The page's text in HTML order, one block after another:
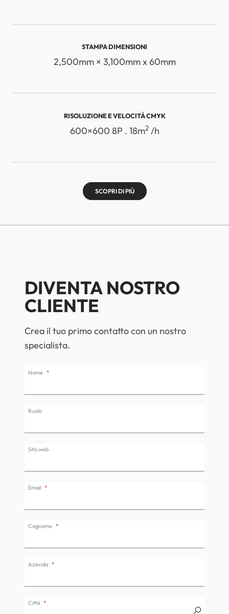
STAMPA DIMENSIONI
2,500mm × 3,100mm x 60mm
RISOLUZIONE E VELOCITÀ CMYK
600×600 8P . 18m2/h
SCOPRI DI PIÙ
DIVENTA NOSTRO
CLIENTE
Crea il tuo primo contatto con un nostro
specialista.
Nome
Ruolo
Sito web
Email
Cognome
Azienda
Città